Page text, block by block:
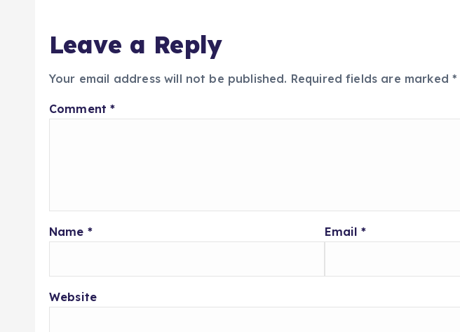
Leave a Reply
Your email address will not be published. Required fields are marked*
Comment*
Name * Email *
Website